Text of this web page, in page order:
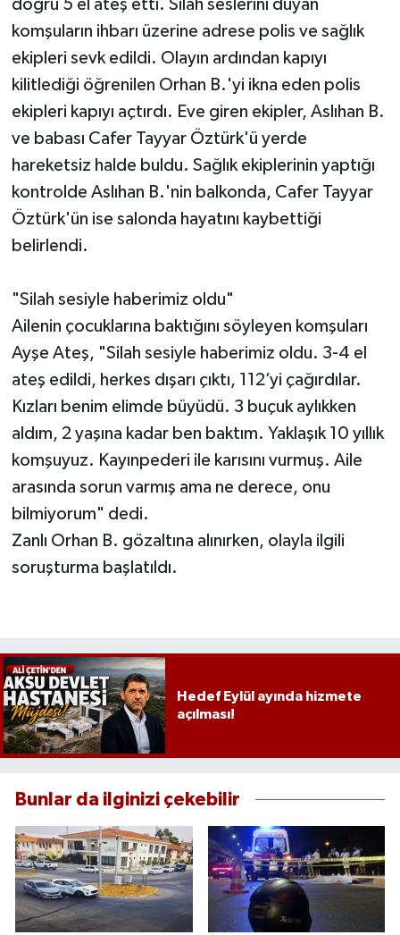
doğru 5 el ateş etti. Silah seslerini duyan
komşuların ihbarı üzerine adrese polis ve sağlık
ekipleri sevk edildi. Olayın ardından kapıyı
kilitlediği öğrenilen Orhan B.'yi ikna eden polis
ekipleri kapıyı açtırdı. Eve giren ekipler, Aslıhan B.
ve babası Cafer Tayyar Öztürk'ü yerde
hareketsiz halde buldu. Sağlık ekiplerinin yaptığı
kontrolde Aslıhan B.'nin balkonda, Cafer Tayyar
Öztürk'ün ise salonda hayatını kaybettiği
belirlendi.
"Silah sesiyle haberimiz oldu"
Ailenin çocuklarına baktığını söyleyen komşuları
Ayşe Ateş, "Silah sesiyle haberimiz oldu. 3-4 el
ateş edildi, herkes dışarı çıktı, 112’yi çağırdılar.
Kızları benim elimde büyüdü. 3 buçuk aylıkken
aldım, 2 yaşına kadar ben baktım. Yaklaşık 10 yıllık
komşuyuz. Kayınpederi ile karısını vurmuş. Aile
arasında sorun varmış ama ne derece, onu
bilmiyorum" dedi.
Zanlı Orhan B. gözaltına alınırken, olayla ilgili
soruşturma başlatıldı.
Hedef Eylül ayında hizmete
açılması!
Bunlar da ilginizi çekebilir